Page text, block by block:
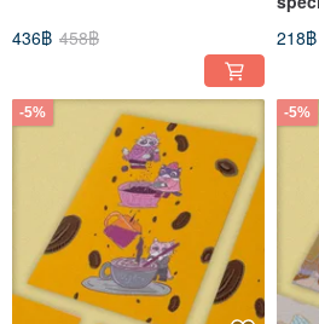
436฿ 458฿
218฿
-5% -5%